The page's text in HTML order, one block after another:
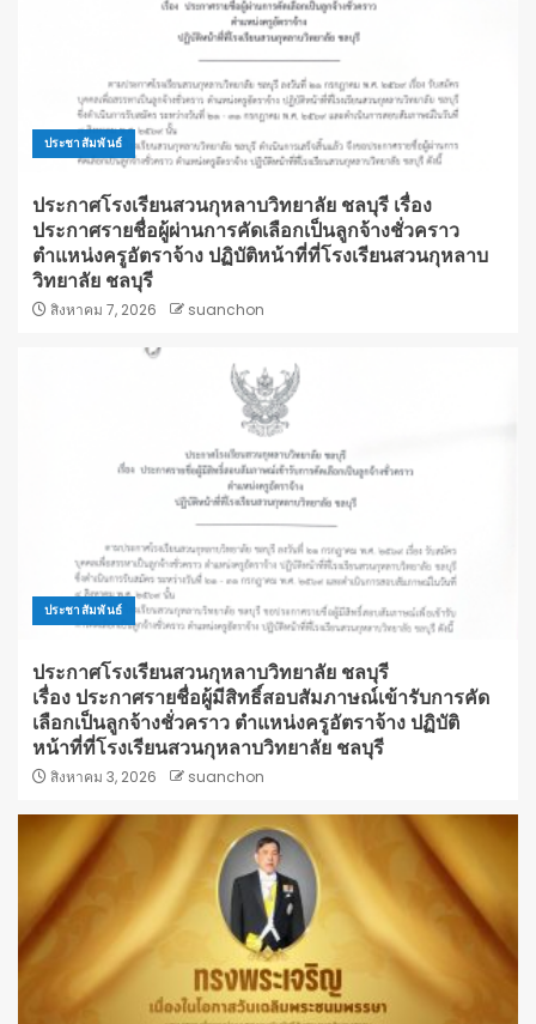
ประชาสัมพันธ์
ประกาศโรงเรียนสวนกุหลาบวิทยาลัย ชลบุรี เรื่อง
ประกาศรายชื่อผู้ผ่านการคัดเลือกเป็นลูกจ้างชั่วคราว
ตำแหน่งครูอัตราจ้าง ปฏิบัติหน้าที่ที่โรงเรียนสวนกุหลาบ
วิทยาลัย ชลบุรี
สิงหาคม 7, 2026 suanchon
ประชาสัมพันธ์
ประกาศโรงเรียนสวนกุหลาบวิทยาลัย ชลบุรี
เรื่อง ประกาศรายชื่อผู้มีสิทธิ์สอบสัมภาษณ์เข้ารับการคัด
เลือกเป็นลูกจ้างชั่วคราว ตำแหน่งครูอัตราจ้าง ปฏิบัติ
หน้าที่ที่โรงเรียนสวนกุหลาบวิทยาลัย ชลบุรี
สิงหาคม 3, 2026 suanchon